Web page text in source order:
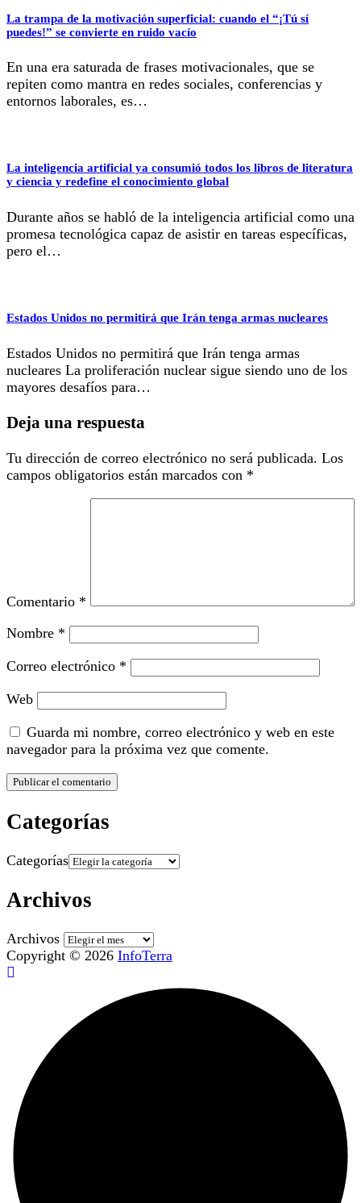
La trampa de la motivación superficial: cuando el “¡Tú sí
puedes!” se convierte en ruido vacío
En una era saturada de frases motivacionales, que se
repiten como mantra en redes sociales, conferencias y
entornos laborales, es…
La inteligencia artificial ya consumió todos los libros de literatura
y ciencia y redefine el conocimiento global
Durante años se habló de la inteligencia artificial como una
promesa tecnológica capaz de asistir en tareas específicas,
pero el…
Estados Unidos no permitirá que Irán tenga armas nucleares
Estados Unidos no permitirá que Irán tenga armas
nucleares La proliferación nuclear sigue siendo uno de los
mayores desafíos para…
Deja una respuesta
Tu dirección de correo electrónico no será publicada. Los
campos obligatorios están marcados con *
Comentario *
Nombre *
Correo electrónico *
Web
Guarda mi nombre, correo electrónico y web en este
navegador para la próxima vez que comente.
Categorías
Categorías
Archivos
Archivos
Copyright © 2026 InfoTerra